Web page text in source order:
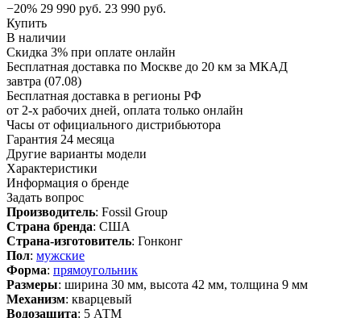
−20% 29 990 руб. 23 990 руб.
Купить
В наличии
Скидка 3% при оплате онлайн
Бесплатная доставка по Москве до 20 км за МКАД
завтра (07.08)
Бесплатная доставка в регионы РФ
от 2-х рабочих дней, оплата только онлайн
Часы от официального дистрибьютора
Гарантия 24 месяца
Другие варианты модели
Характеристики
Информация о бренде
Задать вопрос
Производитель: Fossil Group
Страна бренда: США
Страна-изготовитель: Гонконг
Пол: мужские
Форма: прямоугольник
Размеры: ширина 30 мм, высота 42 мм, толщина 9 мм
Механизм: кварцевый
Водозащита: 5 АТМ